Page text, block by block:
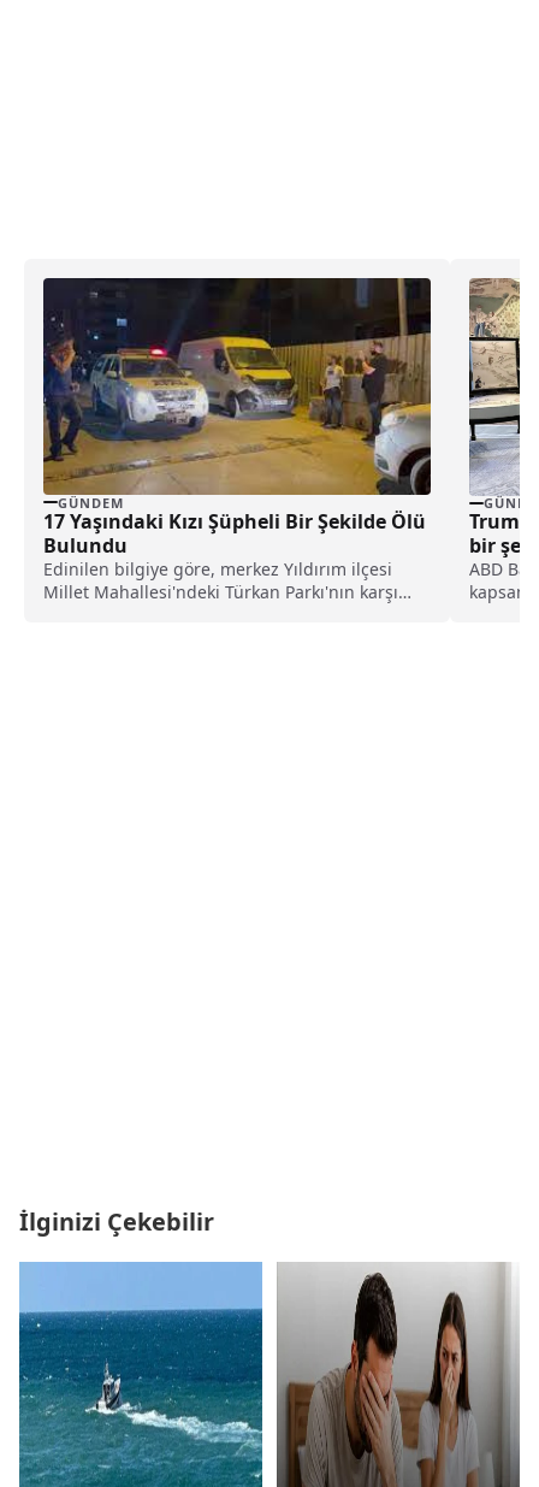
GÜNDEM
17 Yaşındaki Kızı Şüpheli Bir Şekilde Ölü
Bulundu
Edinilen bilgiye göre, merkez Yıldırım ilçesi
Millet Mahallesi'ndeki Türkan Parkı'nın karşı
bir
ABD
İlginizi Çekebilir